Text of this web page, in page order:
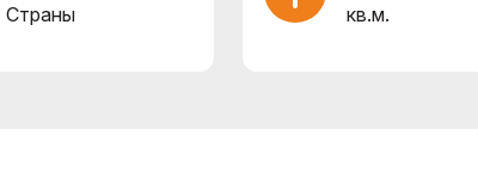
Страны кв.м.